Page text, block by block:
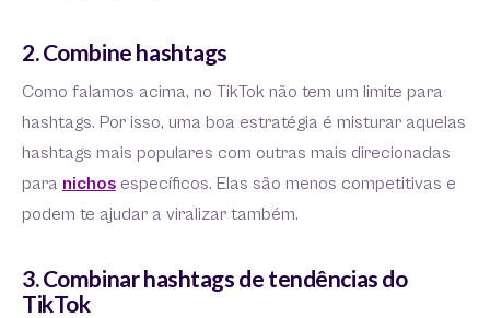
2. Combine hashtags
Como falamos acima, no TikTok não tem um limite para
hashtags. Por isso, uma boa estratégia é misturar aquelas
hashtags mais populares com outras mais direcionadas
para nichos específicos. Elas são menos competitivas e
podem te ajudar a viralizar também.
3. Combinar hashtags de tendências do
TikTok